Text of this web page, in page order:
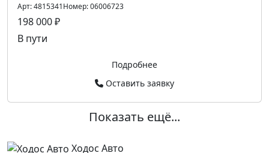
Арт:4815341Номер:06006723
198 000 ₽
В пути
Подробнее
Оставить заявку
Показать ещё...
Ходос Авто